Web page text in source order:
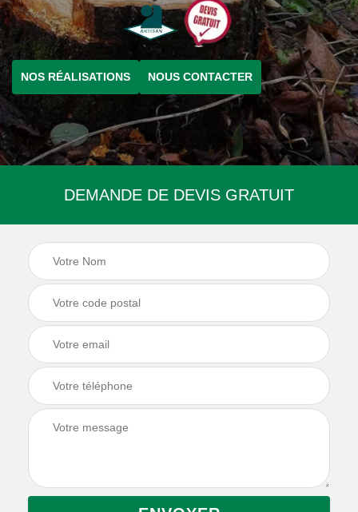
NOS RÉALISATIONS NOUS CONTACTER
DEMANDE DE DEVIS GRATUIT